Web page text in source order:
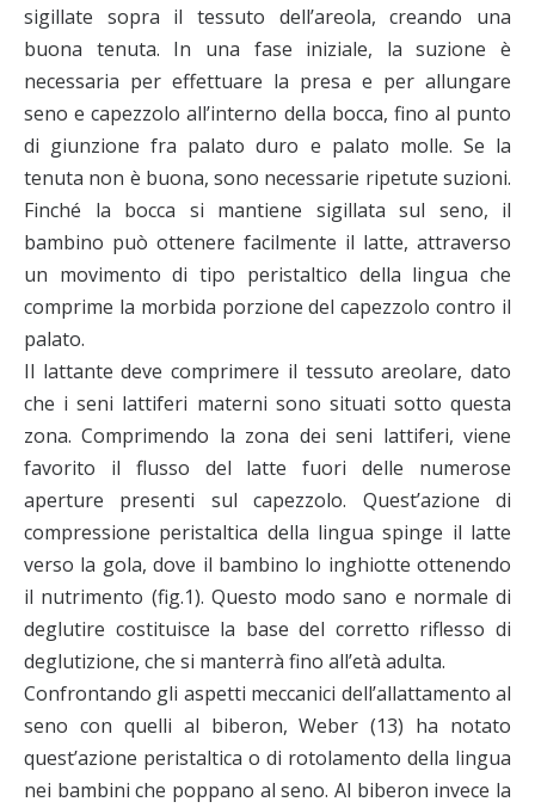
sigillate sopra il tessuto dell’areola, creando una
buona tenuta. In una fase iniziale, la suzione è
necessaria per effettuare la presa e per allungare
seno e capezzolo all’interno della bocca, fino al punto
di giunzione fra palato duro e palato molle. Se la
tenuta non è buona, sono necessarie ripetute suzioni.
Finché la bocca si mantiene sigillata sul seno, il
bambino può ottenere facilmente il latte, attraverso
un movimento di tipo peristaltico della lingua che
comprime la morbida porzione del capezzolo contro il
palato.
Il lattante deve comprimere il tessuto areolare, dato
che i seni lattiferi materni sono situati sotto questa
zona. Comprimendo la zona dei seni lattiferi, viene
favorito il flusso del latte fuori delle numerose
aperture presenti sul capezzolo. Quest’azione di
compressione peristaltica della lingua spinge il latte
verso la gola, dove il bambino lo inghiotte ottenendo
il nutrimento (fig.1). Questo modo sano e normale di
deglutire costituisce la base del corretto riflesso di
deglutizione, che si manterrà fino all’età adulta.
Confrontando gli aspetti meccanici dell’allattamento al
seno con quelli al biberon, Weber (13) ha notato
quest’azione peristaltica o di rotolamento della lingua
nei bambini che poppano al seno. Al biberon invece la